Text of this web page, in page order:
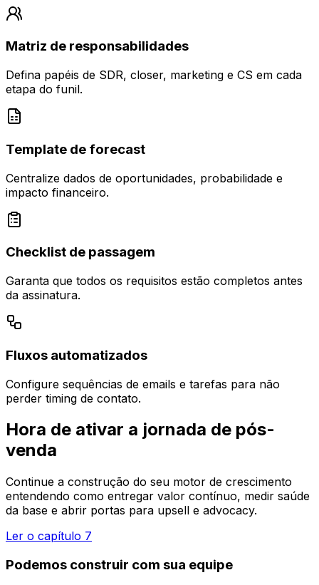
Matriz de responsabilidades
Defina papéis de SDR, closer, marketing e CS em cada
etapa do funil.
Template de forecast
Centralize dados de oportunidades, probabilidade e
impacto financeiro.
Checklist de passagem
Garanta que todos os requisitos estão completos antes
da assinatura.
Fluxos automatizados
Configure sequências de emails e tarefas para não
perder timing de contato.
Hora de ativar a jornada de pós-
venda
Continue a construção do seu motor de crescimento
entendendo como entregar valor contínuo, medir saúde
da base e abrir portas para upsell e advocacy.
Ler o capítulo 7
Podemos construir com sua equipe